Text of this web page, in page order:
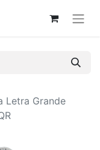
Letra Grande